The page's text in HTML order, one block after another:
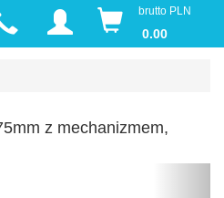
brutto PLN
0.00
z mechanizmem,